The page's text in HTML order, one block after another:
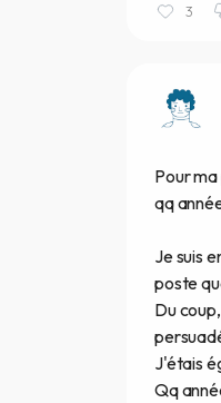
3
Pour
qq
Je suis
poste
Du
J'étais
Qq